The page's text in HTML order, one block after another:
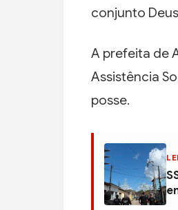
conjunto
A prefeita de
Assistência
posse.